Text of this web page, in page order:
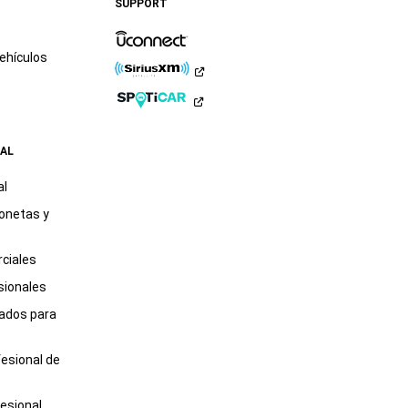
y
para
de
SUPPORT